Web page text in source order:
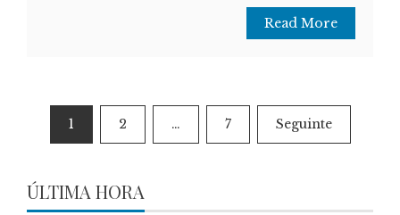
Read More
Paginação
dos
conteúdos
1 2 … 7 Seguinte
ÚLTIMA HORA